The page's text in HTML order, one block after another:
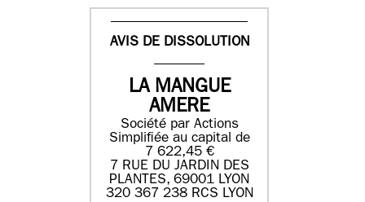
AVIS DE DISSOLUTION
LA MANGUE
AMERE
Société par Actions
Simplifiée au capital de
7 622,45 €
7 RUE DU JARDIN DES
PLANTES, 69001 LYON
320 367 238 RCS LYON